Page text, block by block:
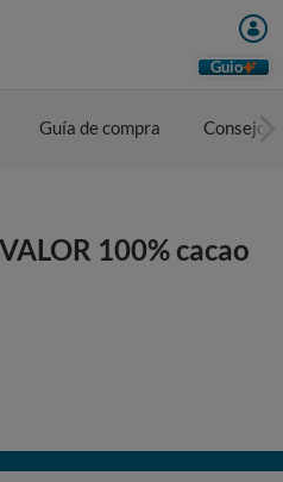
Guio
Guía de compra Consejos
100% cacao